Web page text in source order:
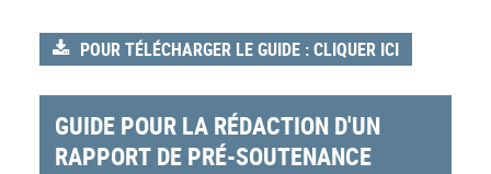
POUR TÉLÉCHARGER LE GUIDE : CLIQUER ICI
GUIDE POUR LA RÉDACTION D'UN
RAPPORT DE PRÉ-SOUTENANCE